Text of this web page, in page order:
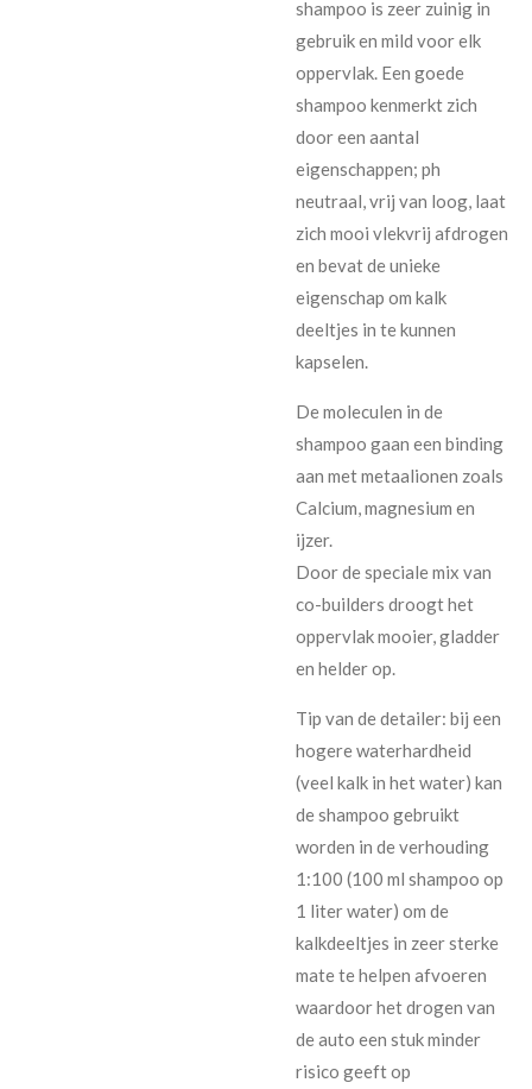
shampoo is zeer zuinig in
gebruik en mild voor elk
oppervlak. Een goede
shampoo kenmerkt zich
door een aantal
eigenschappen; ph
neutraal, vrij van loog, laat
zich mooi vlekvrij afdrogen
en bevat de unieke
eigenschap om kalk
deeltjes in te kunnen
kapselen.
De moleculen in de
shampoo gaan een binding
aan met metaalionen zoals
Calcium, magnesium en
ijzer.
Door de speciale mix van
co-builders droogt het
oppervlak mooier, gladder
en helder op.
Tip van de detailer: bij een
hogere waterhardheid
(veel kalk in het water) kan
de shampoo gebruikt
worden in de verhouding
1:100 (100 ml shampoo op
1 liter water) om de
kalkdeeltjes in zeer sterke
mate te helpen afvoeren
waardoor het drogen van
de auto een stuk minder
risico geeft op